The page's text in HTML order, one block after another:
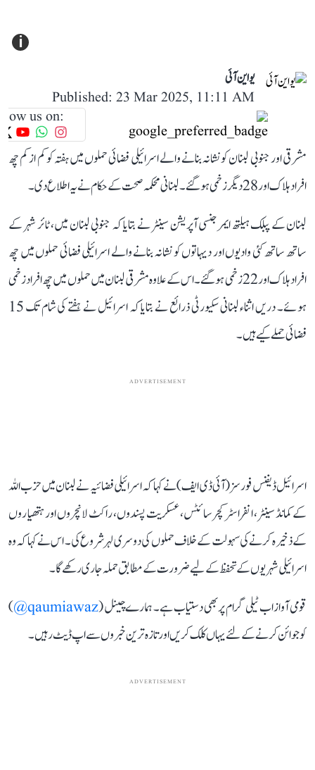
i
یو این آئی
Published: 23 Mar 2025, 11:11 AM
us on:
مشرقی اور جنوبی لبنان کو نشانہ بنانے والے اسرائیلی فضائی حملوں میں ہفتہ کو کم از کم چھ
افراد ہلاک اور 28 دیگر زخمی ہو گئے۔ لبنانی محکمہ صحت کے حکام نے یہ اطلاع دی۔
لبنان کے پبلک ہیلتھ ایمرجنسی آپریشن سینٹر نے بتایا کہ جنوبی لبنان میں، ٹائر شہر کے
ساتھ ساتھ کئی وادیوں اور دیہاتوں کو نشانہ بنانے والے اسرائیلی فضائی حملوں میں چھ
افراد ہلاک اور 22 زخمی ہوگئے۔ اس کے علاوہ مشرقی لبنان میں حملوں میں چھ افراد زخمی
ہوئے۔ دریں اثناء لبنانی سکیورٹی ذرائع نے بتایا کہ اسرائیل نے ہفتے کی شام تک 15
فضائی حملے کیے ہیں۔
ADVERTISEMENT
اسرائیل ڈیفنس فورسز (آئی ڈی ایف) نے کہا کہ اسرائیلی فضائیہ نے لبنان میں حزب اللہ
کے کمانڈ سینٹر، انفراسٹرکچر سائٹس، عسکریت پسندوں، راکٹ لانچروں اور ہتھیاروں
کے ذخیرہ کرنے کی سہولت کے خلاف حملوں کی دوسری لہر شروع کی۔ اس نے کہا کہ وہ
اسرائیلی شہریوں کے تحفظ کے لیے ضرورت کے مطابق حملہ جاری رکھے گا۔
قومی آواز اب ٹیلی گرام پر بھی دستیاب ہے۔ ہمارے چینل (qaumiawaz@
)
کو جوائن کرنے کے لئے یہاں کلک کریں اور تازہ ترین خبروں سے اپ ڈیٹ رہیں۔
ADVERTISEMENT